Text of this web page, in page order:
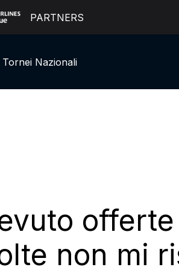
PARTNERS
Tornei Nazionali
non mi